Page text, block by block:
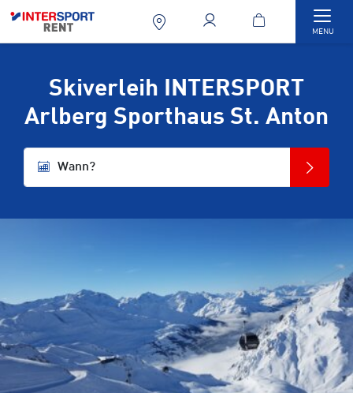
MENU
Skiverleih INTERSPORT
Arlberg Sporthaus St. Anton
Wann?